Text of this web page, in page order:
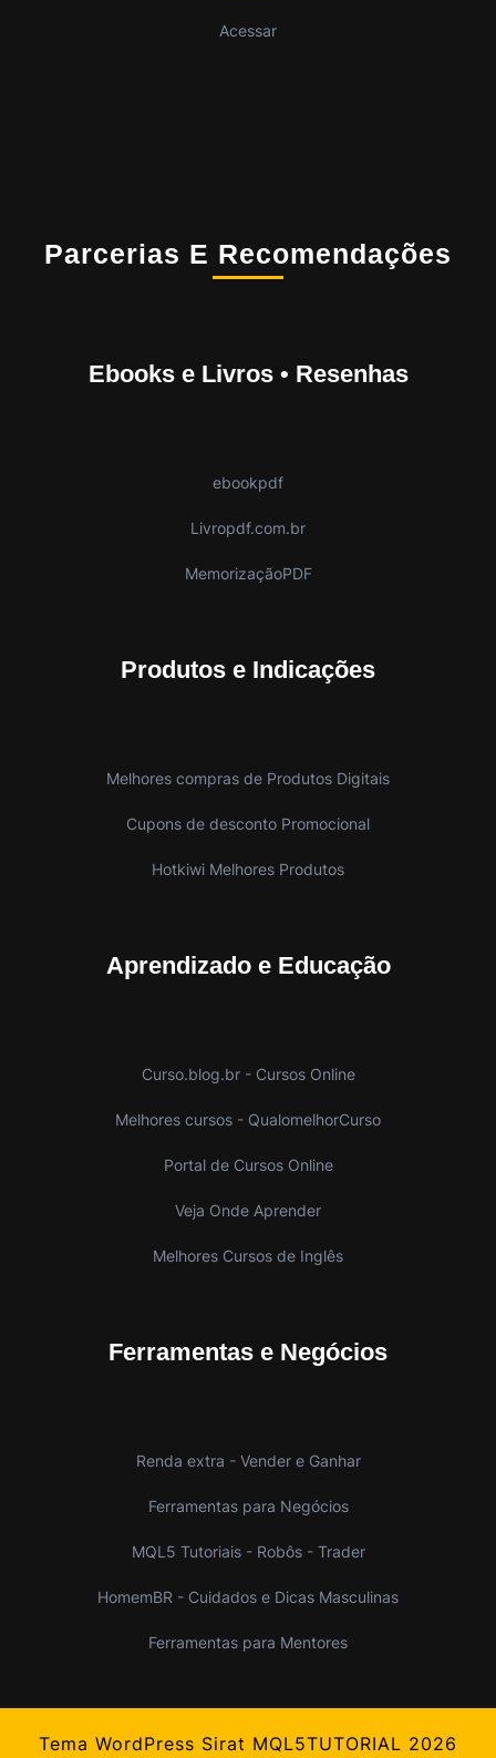
Acessar
Parcerias E Recomendações
Ebooks e Livros • Resenhas
ebookpdf
Livropdf.com.br
MemorizaçãoPDF
Produtos e Indicações
Melhores compras de Produtos Digitais
Cupons de desconto Promocional
Hotkiwi Melhores Produtos
Aprendizado e Educação
Curso.blog.br - Cursos Online
Melhores cursos - QualomelhorCurso
Portal de Cursos Online
Veja Onde Aprender
Melhores Cursos de Inglês
Ferramentas e Negócios
Renda extra - Vender e Ganhar
Ferramentas para Negócios
MQL5 Tutoriais - Robôs - Trader
HomemBR - Cuidados e Dicas Masculinas
Ferramentas para Mentores
Tema WordPress Sirat MQL5TUTORIAL 2026